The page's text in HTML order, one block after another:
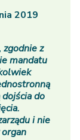
2019
zgodnie z
mandatu
do
i nie